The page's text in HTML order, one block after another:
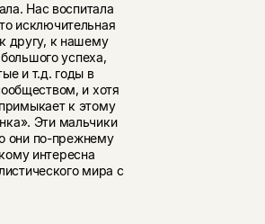
Нас воспитала
исклю­чительная
другу, к нашему
успеха,
и т.д. годы в
и хотя
к этому
Эти мальчики
они по-прежне­му
инте­ресна
мира с